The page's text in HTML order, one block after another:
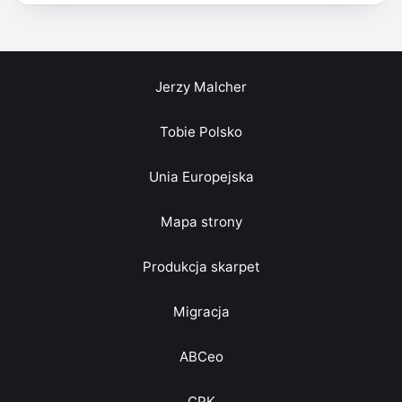
Jerzy Malcher
Tobie Polsko
Unia Europejska
Mapa strony
Produkcja skarpet
Migracja
ABCeo